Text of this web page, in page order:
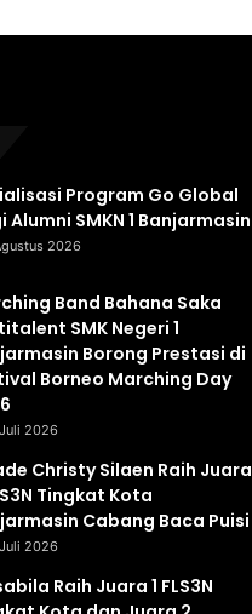
Program Go Global
Alumni SMKN 1 Banjarmasin
2026
Band Bahana Saka
SMK Negeri 1
Borong Prestasi di
Borneo Marching Day
2026
Christy Silaen Raih Juara
Tingkat Kota
Cabang Baca Puisi
2026
Raih Juara 1 FLS3N